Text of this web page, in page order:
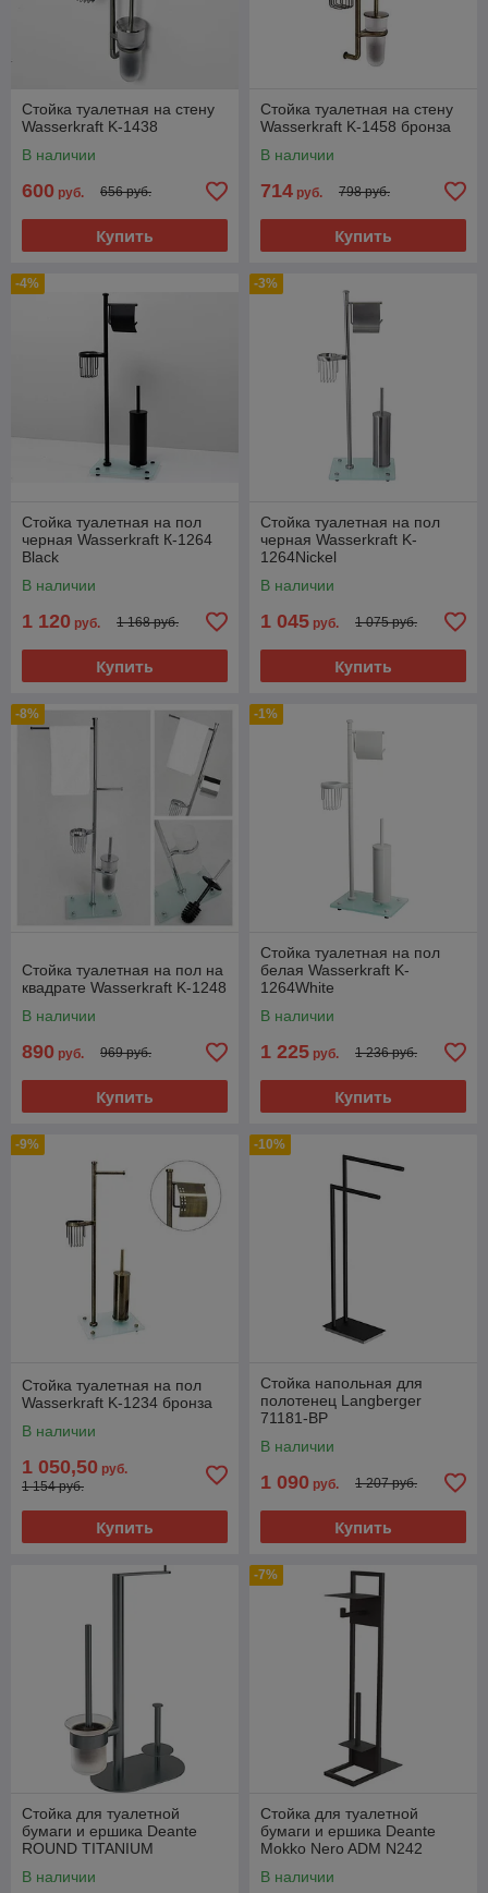
Стойка туалетная на стену
Wasserkraft K-1438
В наличии
600 руб. 656 руб.
Купить
Стойка туалетная на стену
Wasserkraft K-1458 бронза
В наличии
714 руб. 798 руб.
Купить
-4%
Стойка туалетная на пол
черная Wasserkraft К-1264
Black
В наличии
1 120 руб. 1 168 руб.
Купить
-3%
Стойка туалетная на пол
черная Wasserkraft K-
1264Nickel
В наличии
1 045 руб. 1 075 руб.
Купить
-8%
Стойка туалетная на пол на
квадрате Wasserkraft K-1248
В наличии
890 руб. 969 руб.
Купить
-1%
Стойка туалетная на пол
белая Wasserkraft K-
1264White
В наличии
1 225 руб. 1 236 руб.
Купить
-9%
Стойка туалетная на пол
Wasserkraft K-1234 бронза
В наличии
1 050,50 руб.
1 154 руб.
Купить
-10%
Стойка напольная для
полотенец Langberger
71181-BP
В наличии
1 090 руб. 1 207 руб.
Купить
Стойка для туалетной
бумаги и ершика Deante
ROUND TITANIUM
В наличии
-7%
Стойка для туалетной
бумаги и ершика Deante
Mokko Nero ADM N242
В наличии